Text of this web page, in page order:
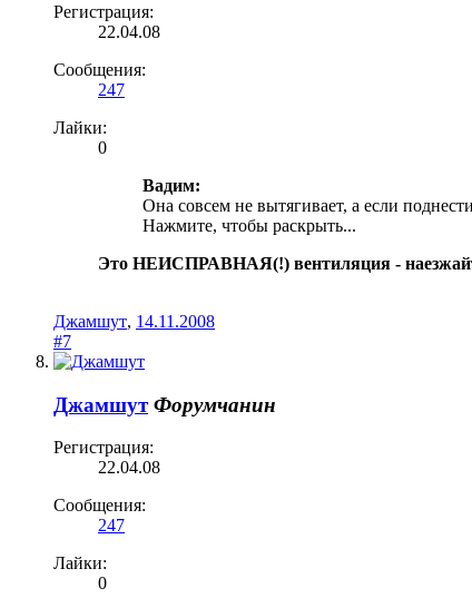
Регистрация:
22.04.08
Сообщения:
247
Лайки:
0
Вадим:
Она совсем не вытягивает, а если
Нажмите, чтобы раскрыть...
Это НЕИСПРАВНАЯ(!) вентиляция -
Джамшут, 14.11.2008
#7
Джамшут Форумчанин
Регистрация:
22.04.08
Сообщения:
247
Лайки:
0